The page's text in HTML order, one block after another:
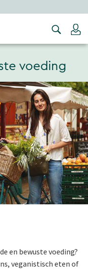
voeding
en bewuste voeding?
veganistisch eten of